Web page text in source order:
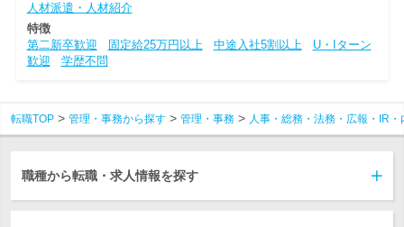
人材派遣・人材紹介
特徴
第二新卒歓迎
固定給25万円以上 中途入社5割以上
U・Iターン
歓迎
学歴不問
転職TOP 管理・事務から探す 管理・事務 人事・総務・法務・広報・IR・
職種から転職・求人情報を探す